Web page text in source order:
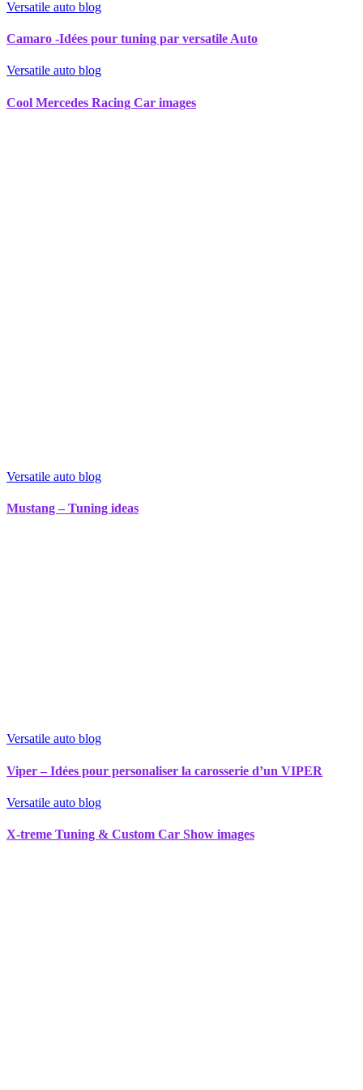
Versatile auto blog
Camaro -Idées pour tuning par versatile Auto
Versatile auto blog
Cool Mercedes Racing Car images
Versatile auto blog
Mustang – Tuning ideas
Versatile auto blog
Viper – Idées pour personaliser la carosserie d’un VIPER
Versatile auto blog
X-treme Tuning & Custom Car Show images